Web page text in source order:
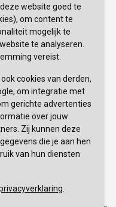
website goed te
om content te
mogelijk te
te analyseren.
vereist.
cookies van derden,
om integratie met
gerichte advertenties
over jouw
Zij kunnen deze
die je aan hen
van hun diensten
van de laatste
met onze